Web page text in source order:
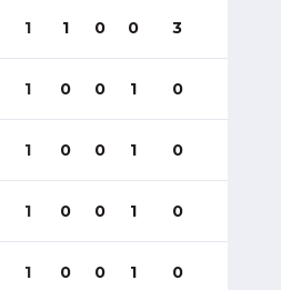
1 1 0 0 3
1 0 0 1 0
1 0 0 1 0
1 0 0 1 0
1 0 0 1 0